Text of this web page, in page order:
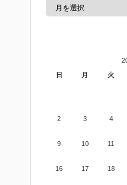
日
月 火
2 3 4
9 10 11
16 17 18